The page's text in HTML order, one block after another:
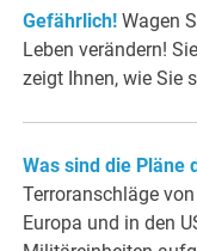
Gefährlich! Wagen
Leben verändern!
zeigt Ihnen, wie Sie
Was sind die Pläne
Terroranschläge
Europa und in den